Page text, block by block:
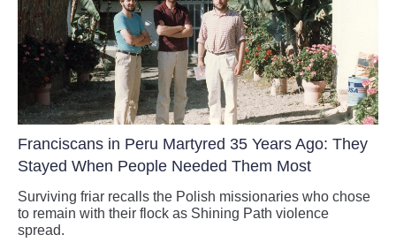
Franciscans in Peru Martyred 35 Years Ago: They
Stayed When People Needed Them Most
Surviving friar recalls the Polish missionaries who chose
to remain with their flock as Shining Path violence
spread.